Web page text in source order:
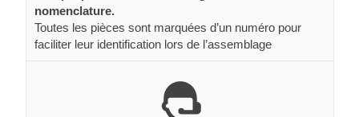
nomenclature.
Toutes les pièces sont marquées d’un numéro pour
faciliter leur identification lors de l’assemblage